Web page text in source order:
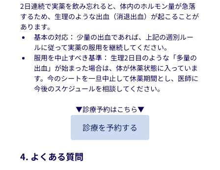
2日連続で実薬を飲み忘れると、体内のホルモン量が急落
するため、生理のような出血（消退出血）が起こることが
あります。
基本の対応： 少量の出血であれば、上記の週別ルー
ルに従って実薬の服用を継続してください。
服用を中止すべき基準： 生理2日目のような「多量の
出血」が始まった場合は、体が休薬状態に入っていま
す。今のシートを一旦中止して休薬期間とし、医師に
今後のスケジュールを相談してください。
▼診療予約はこちら▼
診療を予約する
4. よくある質問